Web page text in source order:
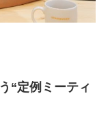
“定例ミーティ